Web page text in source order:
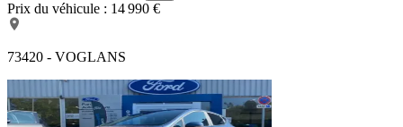
Prix du véhicule : 14 990 €
73420 - VOGLANS